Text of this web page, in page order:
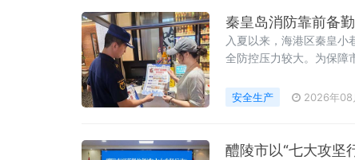
秦皇岛消防靠前备
入夏以来，海港区秦皇
全防控压力较大。为保障
安全生产 2026年08
醴陵市以“七大攻坚